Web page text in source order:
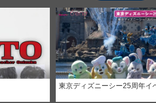
東京ディズニーシー25周年イ